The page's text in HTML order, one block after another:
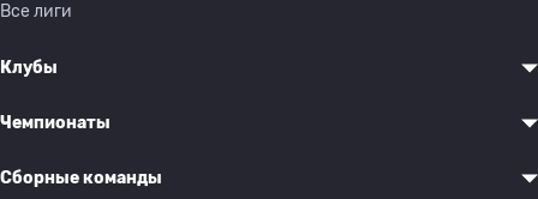
Все лиги
Клубы
Чемпионаты
Сборные команды